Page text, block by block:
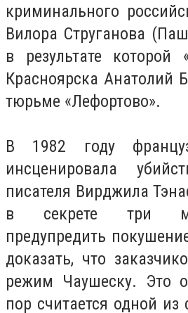
криминального
Вилора Струганова
в результате которой
Красноярска Анатолий
тюрьме «Лефортово».
В 1982 году
инсценировала
писателя Вирджила
в секрете три
предупредить
доказать, что
режим Чаушеску. Это
пор считается одной